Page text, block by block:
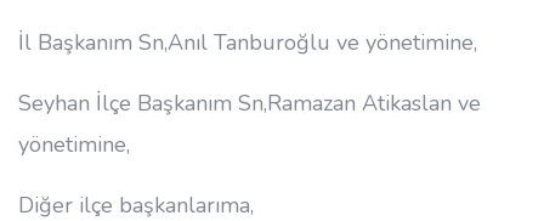
İl Başkanım Sn,Anıl Tanburoğlu ve yönetimine,
Seyhan İlçe Başkanım Sn,Ramazan Atikaslan ve
yönetimine,
Diğer ilçe başkanlarıma,